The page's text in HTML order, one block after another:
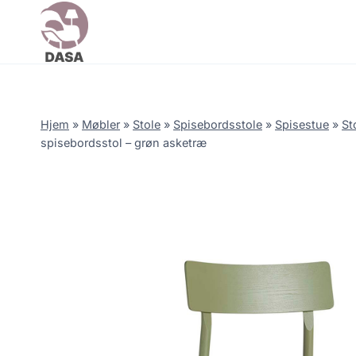
content
Hjem » Møbler » Stole » Spisebordsstole » Spisestue »
spisebordsstol – grøn asketræ